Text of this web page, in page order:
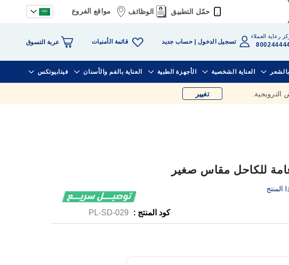
حمّل التطبيق الوظائف مواقع الفروع
رعاية العملاء
تسجيل الدخول حساب جديد قائمة الأمنيات عربة التسوق
بالشعر العناية الشخصية الأجهزة الطبية العناية بالفم والأسنان فيتابيوتكس
تغيير
المنتج
كود المنتج : PL-SD-029